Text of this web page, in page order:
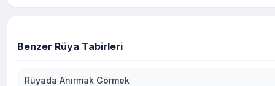
Benzer Rüya Tabirleri
Rüyada Anırmak Görmek